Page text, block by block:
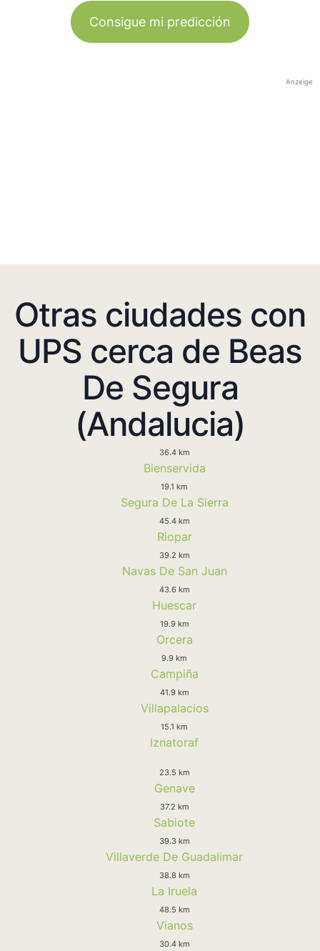
Consigue mi predicción
Anzeige
Otras ciudades con
UPS cerca de Beas
De Segura
(Andalucia)
36.4 km
Bienservida
19.1 km
Segura De La Sierra
45.4 km
Riopar
39.2 km
Navas De San Juan
43.6 km
Huescar
19.9 km
Orcera
9.9 km
Campiña
41.9 km
Villapalacios
15.1 km
Iznatoraf
23.5 km
Genave
37.2 km
Sabiote
39.3 km
Villaverde De Guadalimar
38.8 km
La Iruela
48.5 km
Vianos
30.4 km